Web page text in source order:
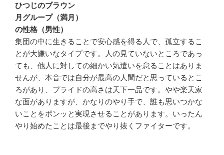
ひつじのブラウン
月グループ（満月）
の性格（男性）
集団の中に生きることで安心感を得る人で、孤立するこ
とが大嫌いなタイプです。人の見ていないところであっ
ても、他人に対しての細かい気遣いを怠ることはありま
せんが、本音では自分が最高の人間だと思っているとこ
ろがあり、プライドの高さは天下一品です。やや楽天家
な面がありますが、かなりのやり手で、誰も思いつかな
いことをポンッと実現させることがあります。いったん
やり始めたことは最後までやり抜くファイターです。